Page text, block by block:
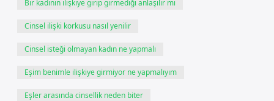
Bir kadının ilişkiye girip girmediği anlaşılır mı
Cinsel ilişki korkusu nasıl yenilir
Cinsel isteği olmayan kadın ne yapmalı
Eşim benimle ilişkiye girmiyor ne yapmalıyım
Eşler arasında cinsellik neden biter